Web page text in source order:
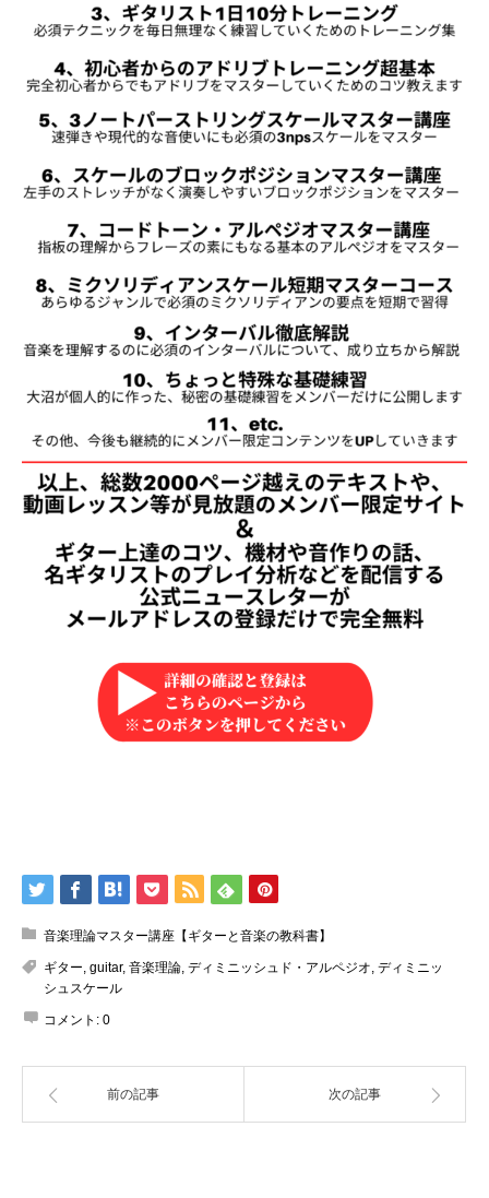
音楽理論マスター講座【ギターと音楽の教科書】
ギター guitar, 音楽理論 ディミニッシュド・アルペジオ ディミニッ
シュスケール
コメント: 0
前の記事 次の記事